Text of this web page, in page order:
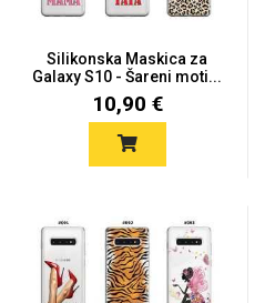
Silikonska Maskica za
Galaxy S10 - Šareni moti...
10,90 €